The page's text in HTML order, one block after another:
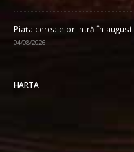
Piața cerealelor intră în
04/08/2026
HARTA